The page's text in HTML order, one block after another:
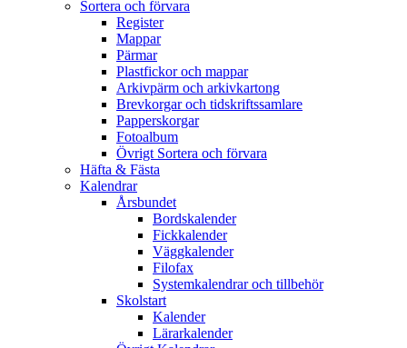
Sortera och förvara
Register
Mappar
Pärmar
Plastfickor och mappar
Arkivpärm och arkivkartong
Brevkorgar och tidskriftssamlare
Papperskorgar
Fotoalbum
Övrigt Sortera och förvara
Häfta & Fästa
Kalendrar
Årsbundet
Bordskalender
Fickkalender
Väggkalender
Filofax
Systemkalendrar och tillbehör
Skolstart
Kalender
Lärarkalender